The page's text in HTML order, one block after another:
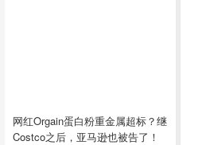
网红Orgain蛋白粉重金属超标？继
Costco之后，亚马逊也被告了！